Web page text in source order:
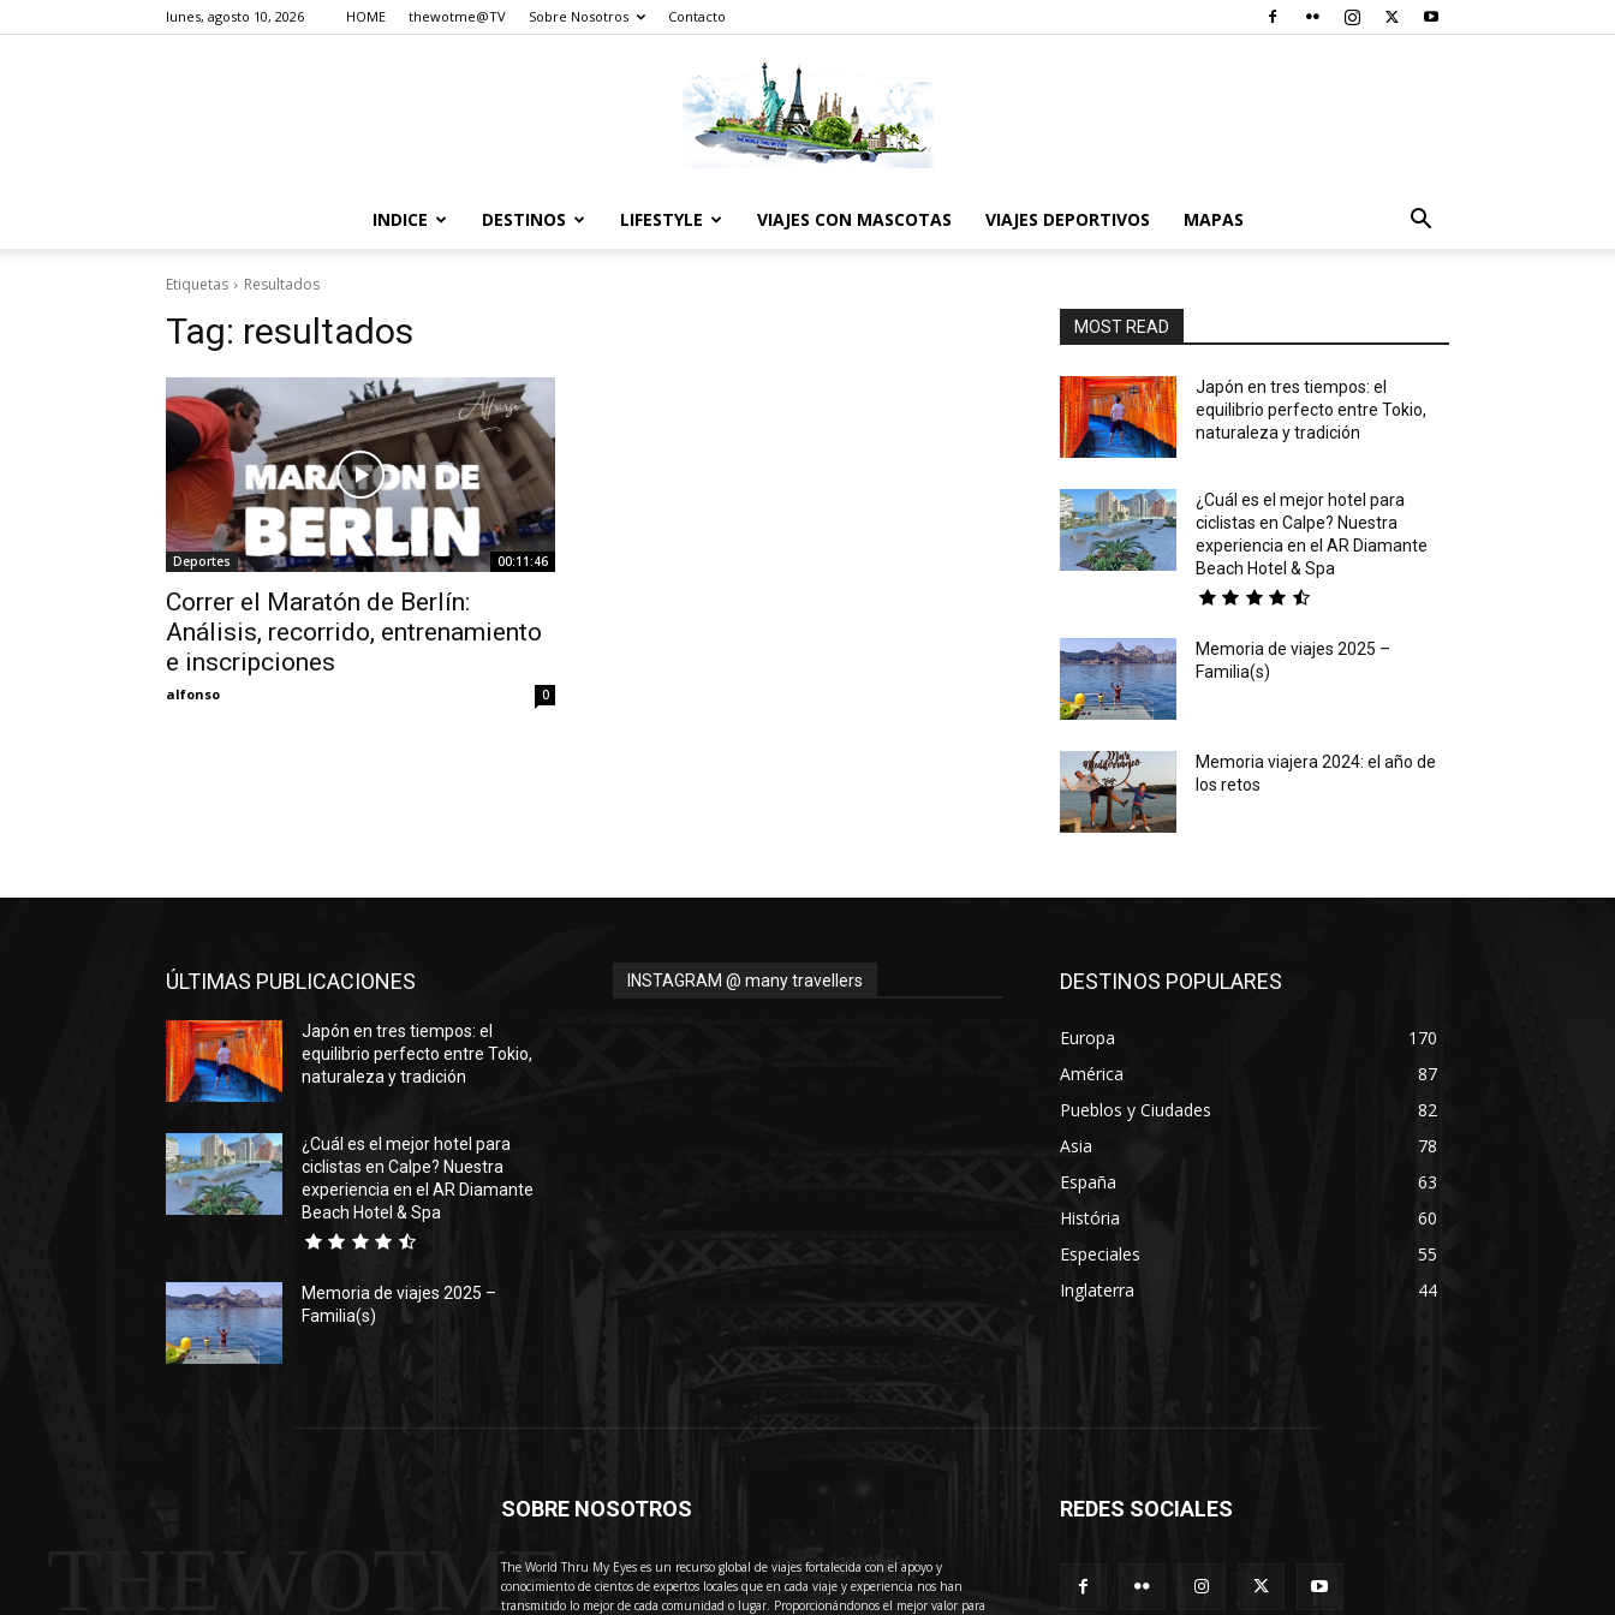
lunes, agosto 10, 2026 HOME thewotme@TV Sobre Nosotros Contacto
INDICE DESTINOS LIFESTYLE VIAJES CON MASCOTAS VIAJES DEPORTIVOS MAPAS
Etiquetas Resultados
Tag: resultados
Deportes 00:11:46
Correr el Maratón de Berlín:
Análisis, recorrido, entrenamiento
e inscripciones
alfonso 0
MOST READ
Japón en tres tiempos: el
equilibrio perfecto entre Tokio,
naturaleza y tradición
¿Cuál es el mejor hotel para
ciclistas en Calpe? Nuestra
experiencia en el AR Diamante
Beach Hotel & Spa
Memoria de viajes 2025 –
Familia(s)
Memoria viajera 2024: el año de
los retos
ÚLTIMAS PUBLICACIONES
Japón en tres tiempos: el
equilibrio perfecto entre Tokio,
naturaleza y tradición
¿Cuál es el mejor hotel para
ciclistas en Calpe? Nuestra
experiencia en el AR Diamante
Beach Hotel & Spa
Memoria de viajes 2025 –
Familia(s)
INSTAGRAM @ many travellers DESTINOS POPULARES
Europa
170
América
87
Pueblos y Ciudades
82
Asia
78
España
63
História
60
Especiales
55
Inglaterra
44
THEWOTME
SOBRE NOSOTROS
The World Thru My Eyes es un recurso global de viajes fortalecida con el apoyo y
conocimiento de cientos de expertos locales que en cada viaje y experiencia nos han
transmitido lo mejor de cada comunidad o lugar. Proporcionándonos el mejor valor para
REDES SOCIALES